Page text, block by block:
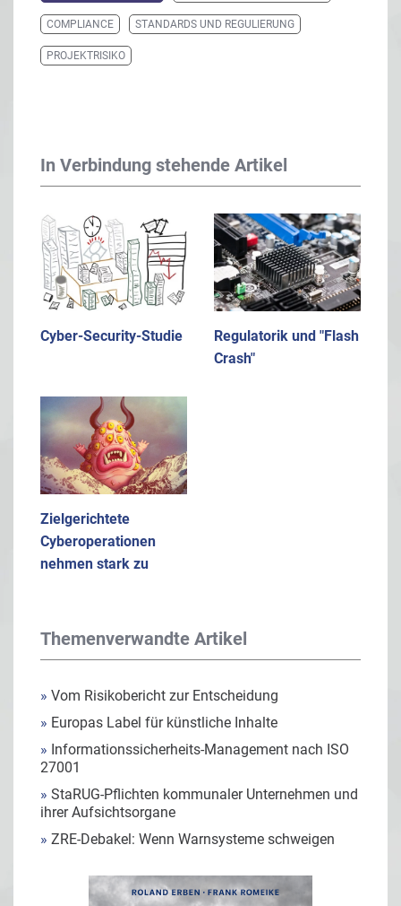
COMPLIANCE STANDARDS UND REGULIERUNG
PROJEKTRISIKO
In Verbindung stehende Artikel
Cyber-Security-Studie
Regulatorik und "Flash
Crash"
Zielgerichtete
Cyberoperationen
nehmen stark zu
Themenverwandte Artikel
» Vom Risikobericht zur Entscheidung
» Europas Label für künstliche Inhalte
» Informationssicherheits-Management nach ISO
27001
» StaRUG-Pflichten kommunaler Unternehmen und
ihrer Aufsichtsorgane
» ZRE-Debakel: Wenn Warnsysteme schweigen